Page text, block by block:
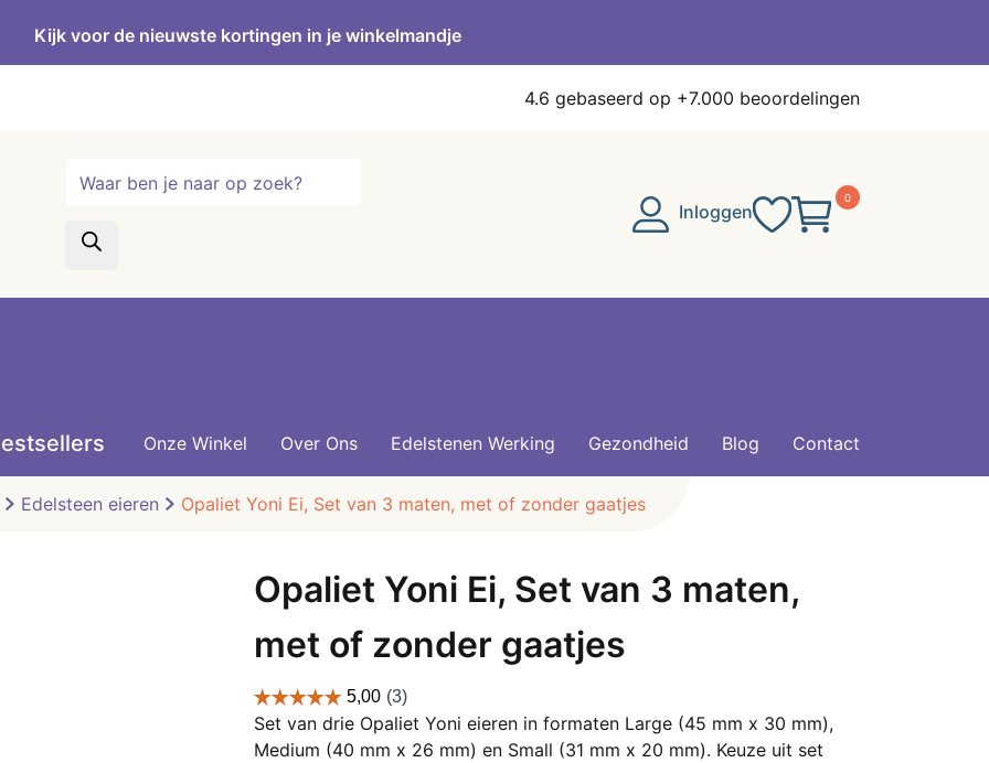
Kijk voor de nieuwste kortingen in je winkelmandje
4.6 gebaseerd op +7.000 beoordelingen
zoeken
Inloggen
0
Onze Winkel Over Ons Edelstenen Werking Gezondheid Blog Contact
Edelsteen eieren Opaliet Yoni Ei, Set van 3 maten, met of zonder gaatjes
Opaliet Yoni Ei, Set van 3 maten,
met of zonder gaatjes
Set van drie Opaliet Yoni eieren in formaten Large (45 mm x 30 mm),
Medium (40 mm x 26 mm) en Small (31 mm x 20 mm). Keuze uit set